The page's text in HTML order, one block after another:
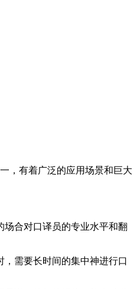
，有着广泛的应用场景和巨大
合对口译员的专业水平和翻
需要长时间的集中神进行口